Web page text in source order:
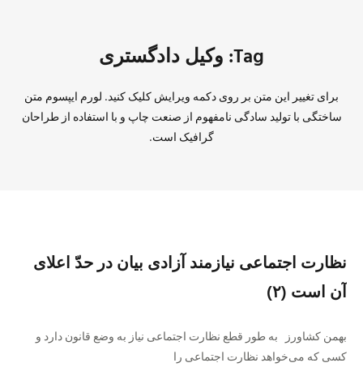
Tag: وکیل دادگستری
برای تغییر این متن بر روی دکمه ویرایش کلیک کنید. لورم ایپسوم متن
ساختگی با تولید سادگی نامفهوم از صنعت چاپ و با استفاده از طراحان
گرافیک است.
نظارت اجتماعی نیازمند آزادی بیان در حدّ اعلای
آن است (۲)
بهمن کشاورز به‌ طور قطع نظارت اجتماعی نیاز به وضع قانون دارد و
کسی که می‌خواهد نظارت اجتماعی را